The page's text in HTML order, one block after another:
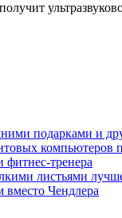
подарками и
компьютеров
тренера
листьями
вместо Чендлера